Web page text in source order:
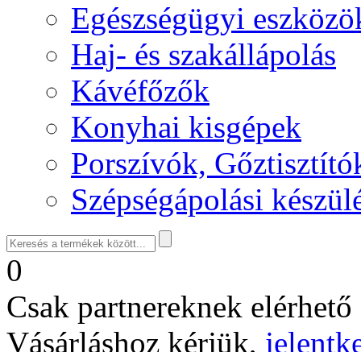
Egészségügyi
Haj- és szakállápolás
Kávéfőzők
Konyhai kisgépek
Porszívók,
Szépségápolási
0
Csak partnereknek
Vásárláshoz kérjük,